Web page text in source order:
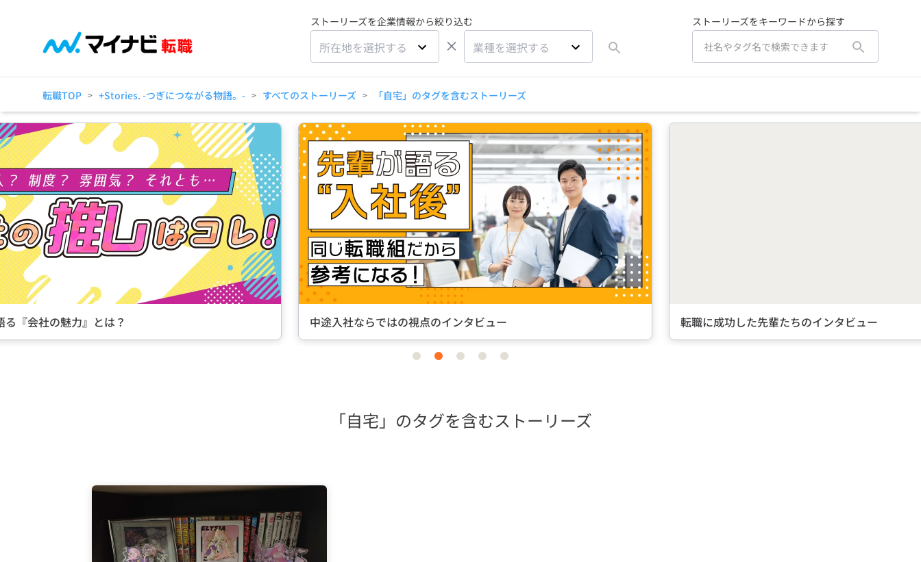
ストーリーズを企業情報から絞り込む
所在地を選択する × 業種を選択する
ストーリーズをキーワードから探す
転職TOP > +Stories. -つぎにつながる物語。- > すべてのストーリーズ > 「自宅」のタグを含むストーリーズ
会社の魅力』とは？ 中途入社ならではの視点のインタビュー 転職に成功した先輩たちのインタビュー
item item item item item
「自宅」のタグを含むストーリーズ